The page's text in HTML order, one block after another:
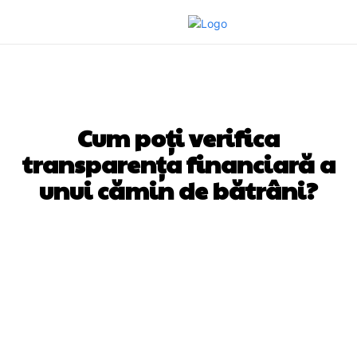
Cum poți verifica
transparența financiară a
unui cămin de bătrâni?